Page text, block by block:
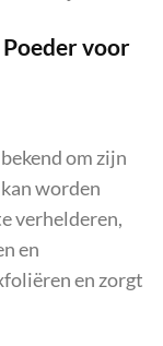
voor
om zijn
worden
verhelderen,
en
en zorgt